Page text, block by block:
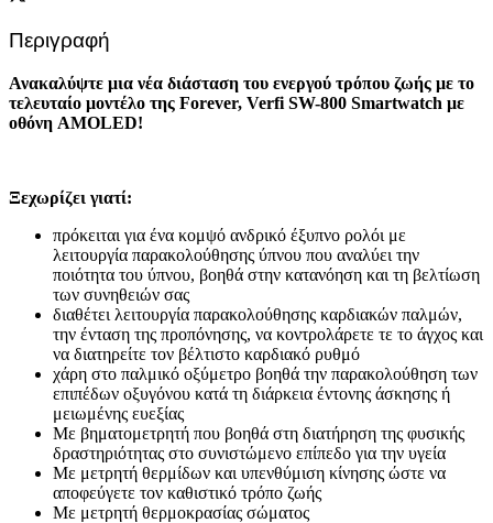
Περιγραφή
Ανακαλύψτε μια νέα διάσταση του ενεργού τρόπου ζωής με το
τελευταίο μοντέλο της Forever, Verfi SW-800 Smartwatch με
οθόνη AMOLED!
Ξεχωρίζει γιατί:
πρόκειται για ένα κομψό ανδρικό έξυπνο ρολόι με
λειτουργία παρακολούθησης ύπνου που αναλύει την
ποιότητα του ύπνου, βοηθά στην κατανόηση και τη βελτίωση
των συνηθειών σας
διαθέτει λειτουργία παρακολούθησης καρδιακών παλμών,
την ένταση της προπόνησης, να κοντρολάρετε τε το άγχος και
να διατηρείτε τον βέλτιστο καρδιακό ρυθμό
χάρη στο παλμικό οξύμετρο βοηθά την παρακολούθηση των
επιπέδων οξυγόνου κατά τη διάρκεια έντονης άσκησης ή
μειωμένης ευεξίας
Με βηματομετρητή που βοηθά στη διατήρηση της φυσικής
δραστηριότητας στο συνιστώμενο επίπεδο για την υγεία
Με μετρητή θερμίδων και υπενθύμιση κίνησης ώστε να
αποφεύγετε τον καθιστικό τρόπο ζωής
Με μετρητή θερμοκρασίας σώματος